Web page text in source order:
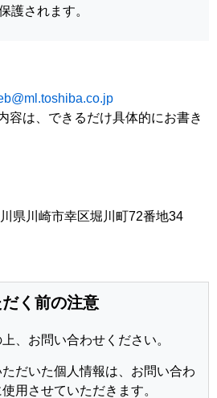
護されます。
容は、できるだけ具体的にお書き
県川崎市幸区堀川町72番地34
く前の注意
、お問い合わせください。
だいた個人情報は、お問い合わ
用させていただきます。